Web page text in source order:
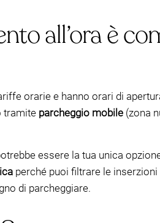
all’ora è
orarie e hanno orari di
tramite parcheggio mobile (zona
essere la tua unica
perché puoi filtrare le
di parcheggiare.